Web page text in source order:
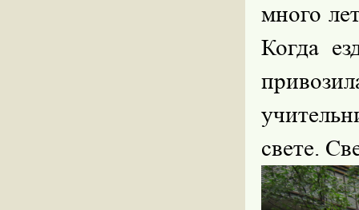
много
Когда
свете.